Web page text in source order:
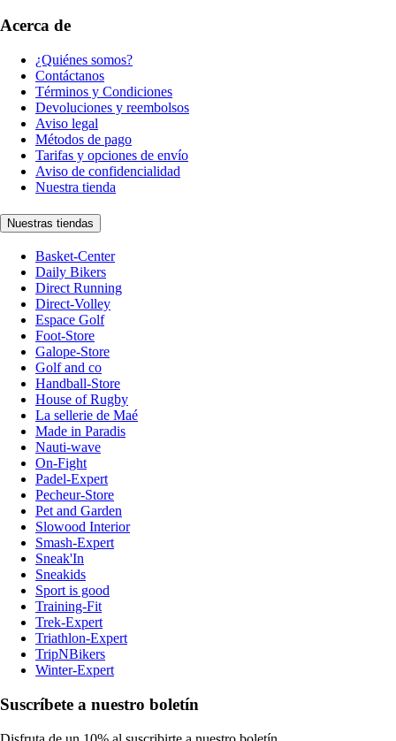
Acerca de
¿Quiénes somos?
Contáctanos
Términos y Condiciones
Devoluciones y reembolsos
Aviso legal
Métodos de pago
Tarifas y opciones de envío
Aviso de confidencialidad
Nuestra tienda
Nuestras tiendas
Basket-Center
Daily Bikers
Direct Running
Direct-Volley
Espace Golf
Foot-Store
Galope-Store
Golf and co
Handball-Store
House of Rugby
La sellerie de Maé
Made in Paradis
Nauti-wave
On-Fight
Padel-Expert
Pecheur-Store
Pet and Garden
Slowood Interior
Smash-Expert
Sneak'In
Sneakids
Sport is good
Training-Fit
Trek-Expert
Triathlon-Expert
TripNBikers
Winter-Expert
Suscríbete a nuestro boletín